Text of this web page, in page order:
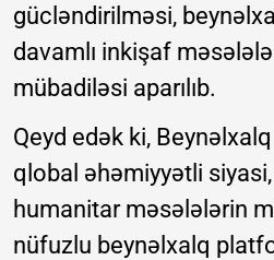
gücləndirilməsi,
davamlı inkişaf
mübadiləsi aparılıb.
Qeyd edək ki, Beynəlxalq
qlobal əhəmiyyətli
humanitar məsələlərin
nüfuzlu beynəlxalq